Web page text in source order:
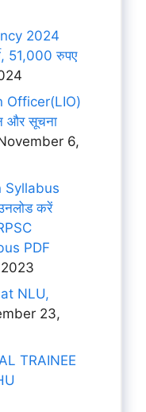
2024
51,000 रुपए
Officer(LIO)
और सूचना
6,
Syllabus
करें
PDF
NLU,
23,
TRAINEE